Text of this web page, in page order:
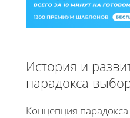
История и
парадокса
Концепция